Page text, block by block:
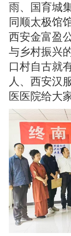
雨、国育城
同顺太极馆
西安金富盈
与乡村振兴
口村自古就
人、西安汉
医医院给大